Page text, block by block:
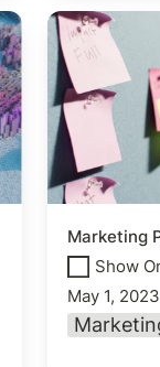
Marketing
Marketing
Show
May 1, 2023